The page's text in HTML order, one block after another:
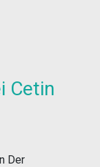
Cetin
Der